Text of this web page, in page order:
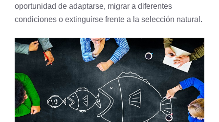
oportunidad de adaptarse, migrar a diferentes
condiciones o extinguirse frente a la selección natural.